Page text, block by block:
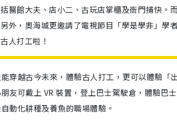
醫館大夫、店小二、古玩店掌櫃及衙門捕快。
外，奧海城更邀請了電視節目「學是學非」學
人打工啦！
穿越古今未來，體驗古人打工，更可以體驗「
友可戴上 VR 裝置，登上巴士駕駛倉，體驗巴
動化耕種及養魚的職場體驗。